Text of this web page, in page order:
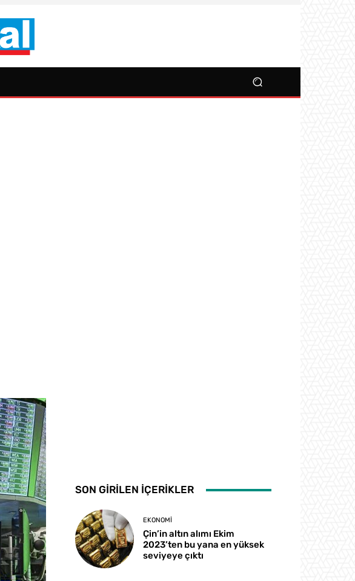
SON GİRİLEN İÇERİKLER
EKONOMI
Çin’in altın alımı Ekim
2023’ten bu yana en yüksek
seviyeye çıktı